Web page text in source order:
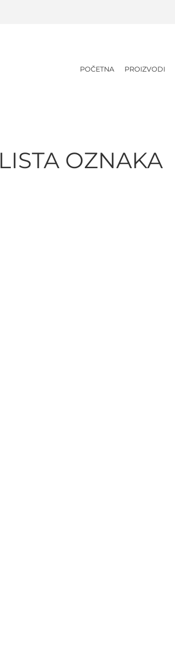
POČETNA PROIZVODI
LISTA OZNAKA